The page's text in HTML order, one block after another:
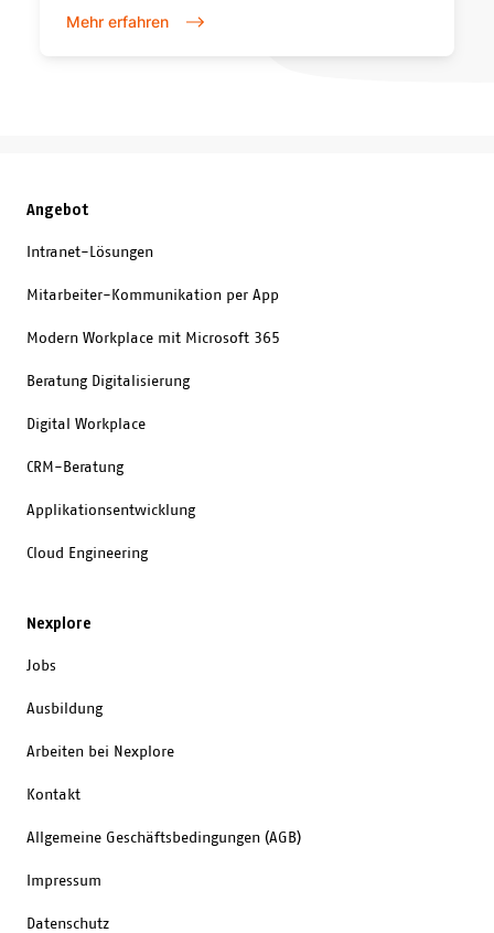
handelt. Microsoft Teams ist ein gutes Beispiel: die
Tools erfordern eine Veränderung der Arbeitsweise.
Mehr erfahren
Angebot
Intranet-Lösungen
Mitarbeiter-Kommunikation per App
Modern Workplace mit Microsoft 365
Beratung Digitalisierung
Digital Workplace
CRM-Beratung
Applikationsentwicklung
Cloud Engineering
Nexplore
Jobs
Ausbildung
Arbeiten bei Nexplore
Kontakt
Allgemeine Geschäftsbedingungen (AGB)
Impressum
Datenschutz